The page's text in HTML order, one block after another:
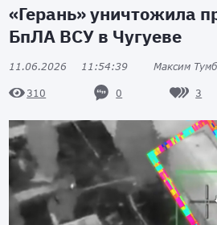
«Герань» уничтожила
БпЛА ВСУ в Чугуеве
11.06.2026 11:54:39 Максим
310 0 3